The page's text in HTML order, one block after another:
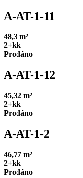
A-AT-1-11
48,3 m²
2+kk
Prodáno
A-AT-1-12
45,32 m²
2+kk
Prodáno
A-AT-1-2
46,77 m²
2+kk
Prodáno